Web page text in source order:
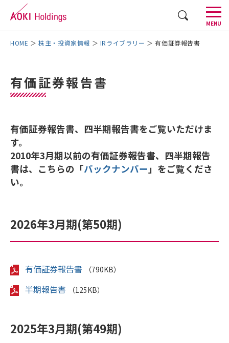
CLOSE
MENU
株主・投資家情報 IRライブラリー 有価証券報告書
有価証券報告書
有価証券報告書、四半期報告書をご覧いただけま
す。
2010年3月期以前の有価証券報告書、四半期報告
書は、こちらの「バックナンバー 」をご覧くださ
い。
2026年3月期(第50期)
有価証券報告書 （790KB）
半期報告書 （125KB）
2025年3月期(第49期)
AOKIグループについて
株主・投資家情報
企業情報
AOKI GROUP STORIES